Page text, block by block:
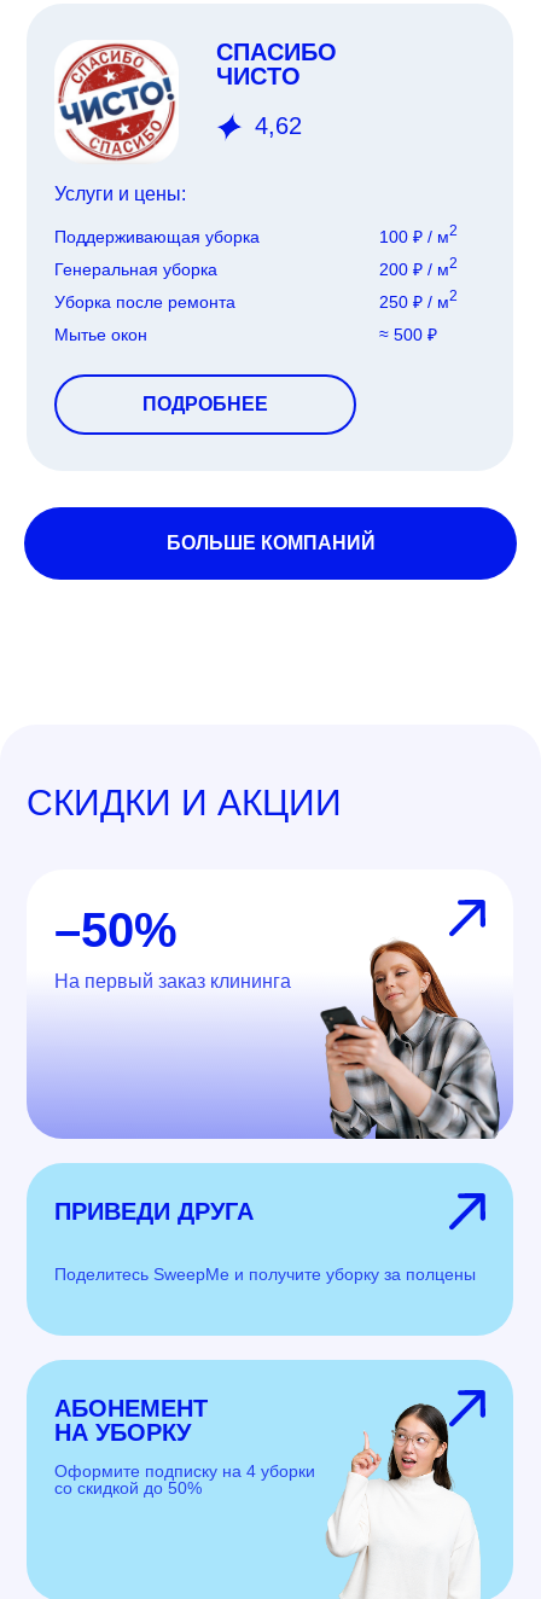
Поддерживающая уборка
Генеральная уборка
Уборка после ремонта
Мытье окон
100 ₽ / м2
200 ₽ / м2
250 ₽ / м2
≈ 500 ₽
СПАСИБО
ЧИСТО
Услуги и цены:
4,62
ПОДРОБНЕЕ
БОЛЬШЕ КОМПАНИЙ
СКИДКИ И АКЦИИ
–50%
На первый заказ клининга
ПРИВЕДИ ДРУГА
Поделитесь SweepMe и получите уборку за полцены
АБОНЕМЕНТ
НА УБОРКУ
Оформите подписку на 4 уборки
со скидкой до 50%